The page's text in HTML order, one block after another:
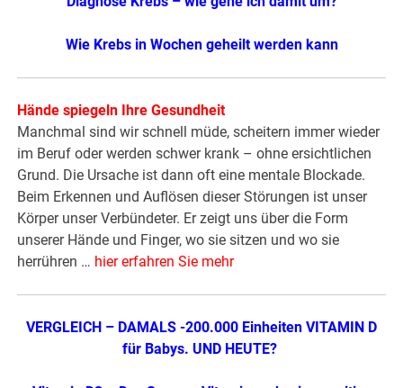
Wie Krebs in Wochen geheilt werden kann
Hände spiegeln Ihre Gesundheit
Manchmal sind wir schnell müde, scheitern immer wieder
im Beruf oder werden schwer krank – ohne ersichtlichen
Grund. Die Ursache ist dann oft eine mentale Blockade.
Beim Erkennen und Auflösen dieser Störungen ist unser
Körper unser Verbündeter. Er zeigt uns über die Form
unserer Hände und Finger, wo sie sitzen und wo sie
herrühren … hier erfahren Sie mehr
VERGLEICH – DAMALS -200.000 Einheiten VITAMIN D
für Babys. UND HEUTE?